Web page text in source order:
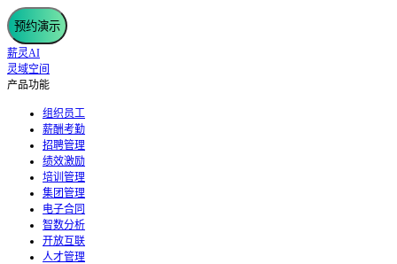
预约演示
薪灵AI
灵域空间
产品功能
组织员工
薪酬考勤
招聘管理
绩效激励
培训管理
集团管理
电子合同
智数分析
开放互联
人才管理